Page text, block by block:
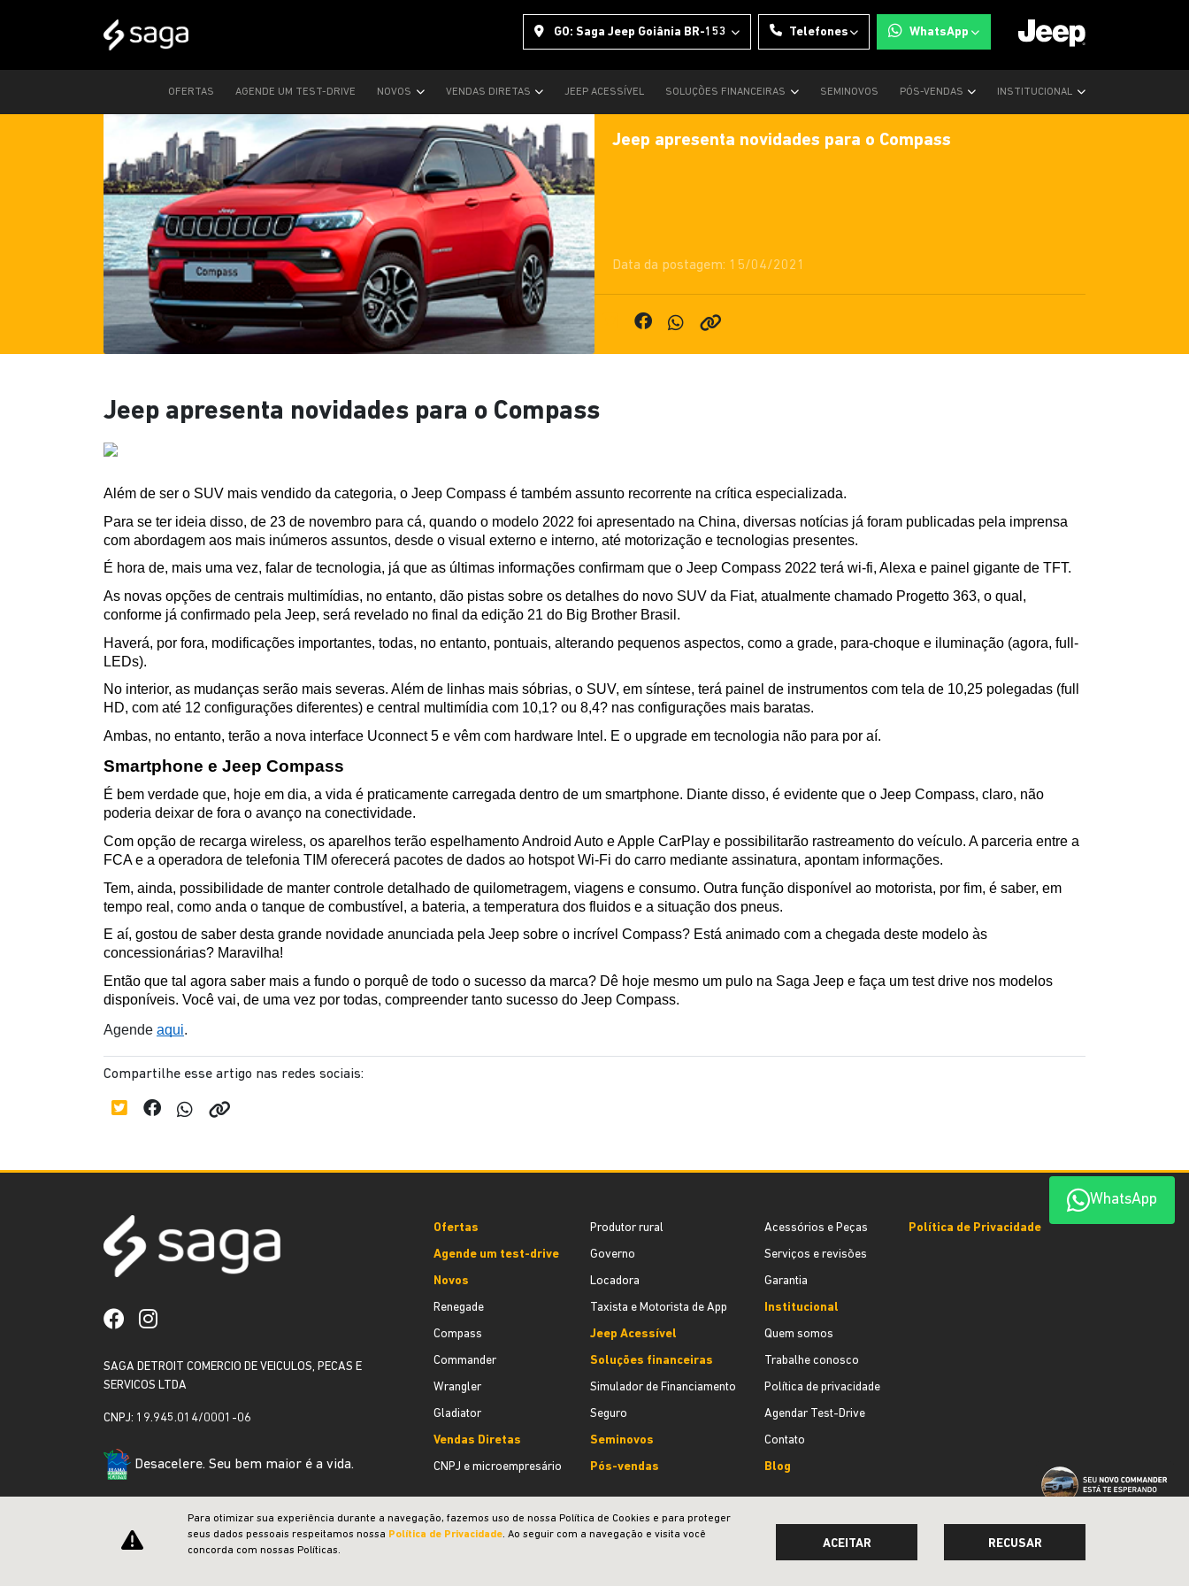
GO: Saga Jeep Goiânia BR-153 Telefones WhatsApp
OFERTAS AGENDE UM TEST-DRIVE NOVOS VENDAS DIRETAS JEEP ACESSÍVEL SOLUÇÕES FINANCEIRAS SEMINOVOS PÓS-VENDAS INSTITUCIONAL
Jeep apresenta novidades para o Compass
Data da postagem: 15/04/2021
Jeep apresenta novidades para o Compass
Além de ser o SUV mais vendido da categoria, o Jeep Compass é também assunto recorrente na crítica especializada.
Para se ter ideia disso, de 23 de novembro para cá, quando o modelo 2022 foi apresentado na China, diversas notícias já foram publicadas pela imprensa
com abordagem aos mais inúmeros assuntos, desde o visual externo e interno, até motorização e tecnologias presentes.
É hora de, mais uma vez, falar de tecnologia, já que as últimas informações confirmam que o Jeep Compass 2022 terá wi-fi, Alexa e painel gigante de TFT.
As novas opções de centrais multimídias, no entanto, dão pistas sobre os detalhes do novo SUV da Fiat, atualmente chamado Progetto 363, o qual,
conforme já confirmado pela Jeep, será revelado no final da edição 21 do Big Brother Brasil.
Haverá, por fora, modificações importantes, todas, no entanto, pontuais, alterando pequenos aspectos, como a grade, para-choque e iluminação (agora, full-
LEDs).
No interior, as mudanças serão mais severas. Além de linhas mais sóbrias, o SUV, em síntese, terá painel de instrumentos com tela de 10,25 polegadas (full
HD, com até 12 configurações diferentes) e central multimídia com 10,1? ou 8,4? nas configurações mais baratas.
Ambas, no entanto, terão a nova interface Uconnect 5 e vêm com hardware Intel. E o upgrade em tecnologia não para por aí.
Smartphone e Jeep Compass
É bem verdade que, hoje em dia, a vida é praticamente carregada dentro de um smartphone. Diante disso, é evidente que o Jeep Compass, claro, não
poderia deixar de fora o avanço na conectividade.
Com opção de recarga wireless, os aparelhos terão espelhamento Android Auto e Apple CarPlay e possibilitarão rastreamento do veículo. A parceria entre a
FCA e a operadora de telefonia TIM oferecerá pacotes de dados ao hotspot Wi-Fi do carro mediante assinatura, apontam informações.
Tem, ainda, possibilidade de manter controle detalhado de quilometragem, viagens e consumo. Outra função disponível ao motorista, por fim, é saber, em
tempo real, como anda o tanque de combustível, a bateria, a temperatura dos fluidos e a situação dos pneus.
E aí, gostou de saber desta grande novidade anunciada pela Jeep sobre o incrível Compass? Está animado com a chegada deste modelo às
concessionárias? Maravilha!
Então que tal agora saber mais a fundo o porquê de todo o sucesso da marca? Dê hoje mesmo um pulo na Saga Jeep e faça um test drive nos modelos
disponíveis. Você vai, de uma vez por todas, compreender tanto sucesso do Jeep Compass.
Agende aqui.
Compartilhe esse artigo nas redes sociais:
WhatsApp
SAGA DETROIT COMERCIO DE VEICULOS, PECAS E
SERVICOS LTDA
CNPJ: 19.945.014/0001-06
Desacelere. Seu bem maior é a vida.
Ofertas
Agende um test-drive
Novos
Renegade
Compass
Commander
Wrangler
Gladiator
Vendas Diretas
CNPJ e microempresário
Produtor rural
Governo
Locadora
Taxista e Motorista de App
Jeep Acessível
Soluções financeiras
Simulador de Financiamento
Seguro
Seminovos
Pós-vendas
Acessórios e Peças
Serviços e revisões
Garantia
Institucional
Quem somos
Trabalhe conosco
Política de privacidade
Agendar Test-Drive
Contato
Blog
Política de Privacidade
Para otimizar sua experiência durante a navegação, fazemos uso de nossa Política de Cookies e para proteger
seus dados pessoais respeitamos nossa Política de Privacidade. Ao seguir com a navegação e visita você
concorda com nossas Políticas.
ACEITAR RECUSAR